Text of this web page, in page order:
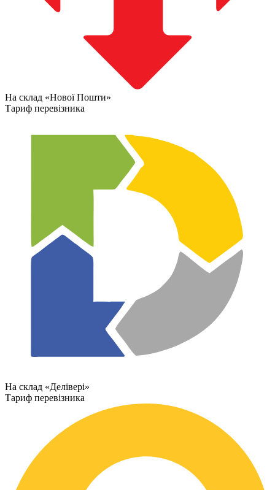
На склад «Нової Пошти»
Тариф перевізника
На склад «Делівері»
Тариф перевізника